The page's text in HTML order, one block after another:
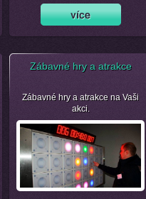
Zábavné hry a atrakce
Zábavné hry a atrakce na Vaši
akci.